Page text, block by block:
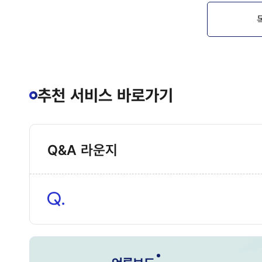
추천 서비스 바로가기
Q&A 라운지